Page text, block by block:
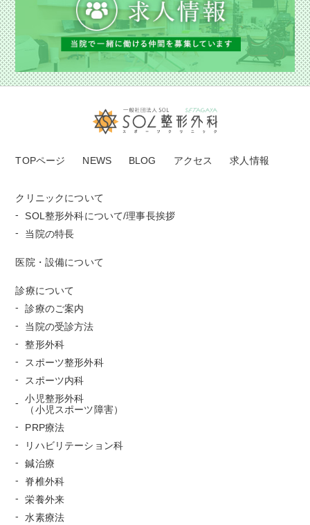
TOPページ NEWS BLOG アクセス 求人情報
クリニックについて
SOL整形外科について/理事長挨拶
当院の特長
医院・設備について
診療について
診療のご案内
当院の受診方法
整形外科
スポーツ整形外科
スポーツ内科
小児整形外科
（小児スポーツ障害）
PRP療法
リハビリテーション科
鍼治療
脊椎外科
栄養外来
水素療法